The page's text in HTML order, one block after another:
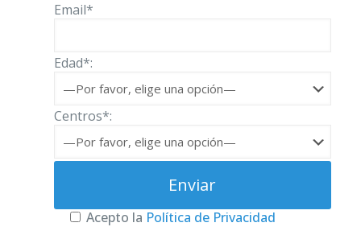
Email*
Edad*:
Centros*:
Acepto la Política de Privacidad